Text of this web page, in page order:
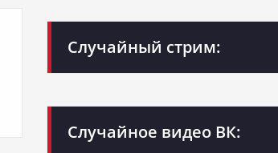
Случайный стрим:
Случайное видео ВК: